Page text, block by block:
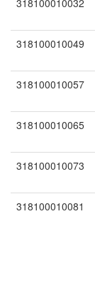
318100010032
318100010049
318100010057
318100010065
318100010073
318100010081